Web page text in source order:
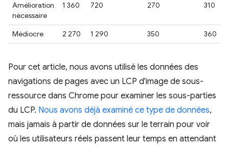
Amélioration
nécessaire
1 360 720 270 310
Médiocre 2 270 1 290 350 360
Pour cet article, nous avons utilisé les données des
navigations de pages avec un LCP d'image de sous-
ressource dans Chrome pour examiner les sous-parties
du LCP. Nous avons déjà examiné ce type de données,
mais jamais à partir de données sur le terrain pour voir
où les utilisateurs réels passent leur temps en attendant